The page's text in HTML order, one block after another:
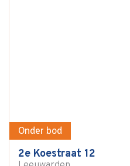
Onder bod
2e Koestraat 12